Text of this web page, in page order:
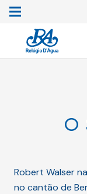
O
Robert Walser
no cantão de